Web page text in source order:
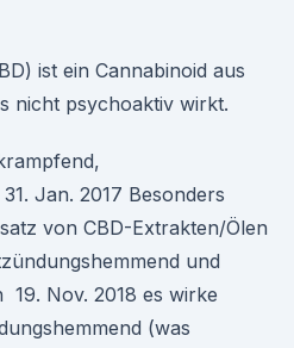
ist ein Cannabinoid aus
nicht psychoaktiv wirkt.
Jan. 2017 Besonders
von CBD-Extrakten/Ölen
und
Nov. 2018 es wirke
(was